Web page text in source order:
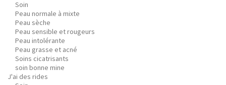
Soin
Peau normale à mixte
Peau sèche
Peau sensible et rougeurs
Peau intolérante
Peau grasse et acné
Soins cicatrisants
soin bonne mine
J'ai des rides